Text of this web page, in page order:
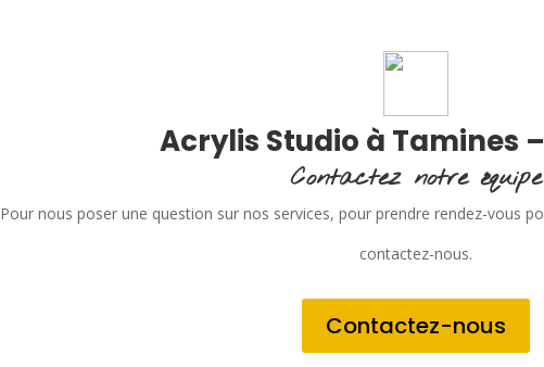
Acrylis Studio à Tamines
Contactez notre équipe
Pour nous poser une question sur nos services, pour prendre rendez-vous
contactez-nous.
Contactez-nous